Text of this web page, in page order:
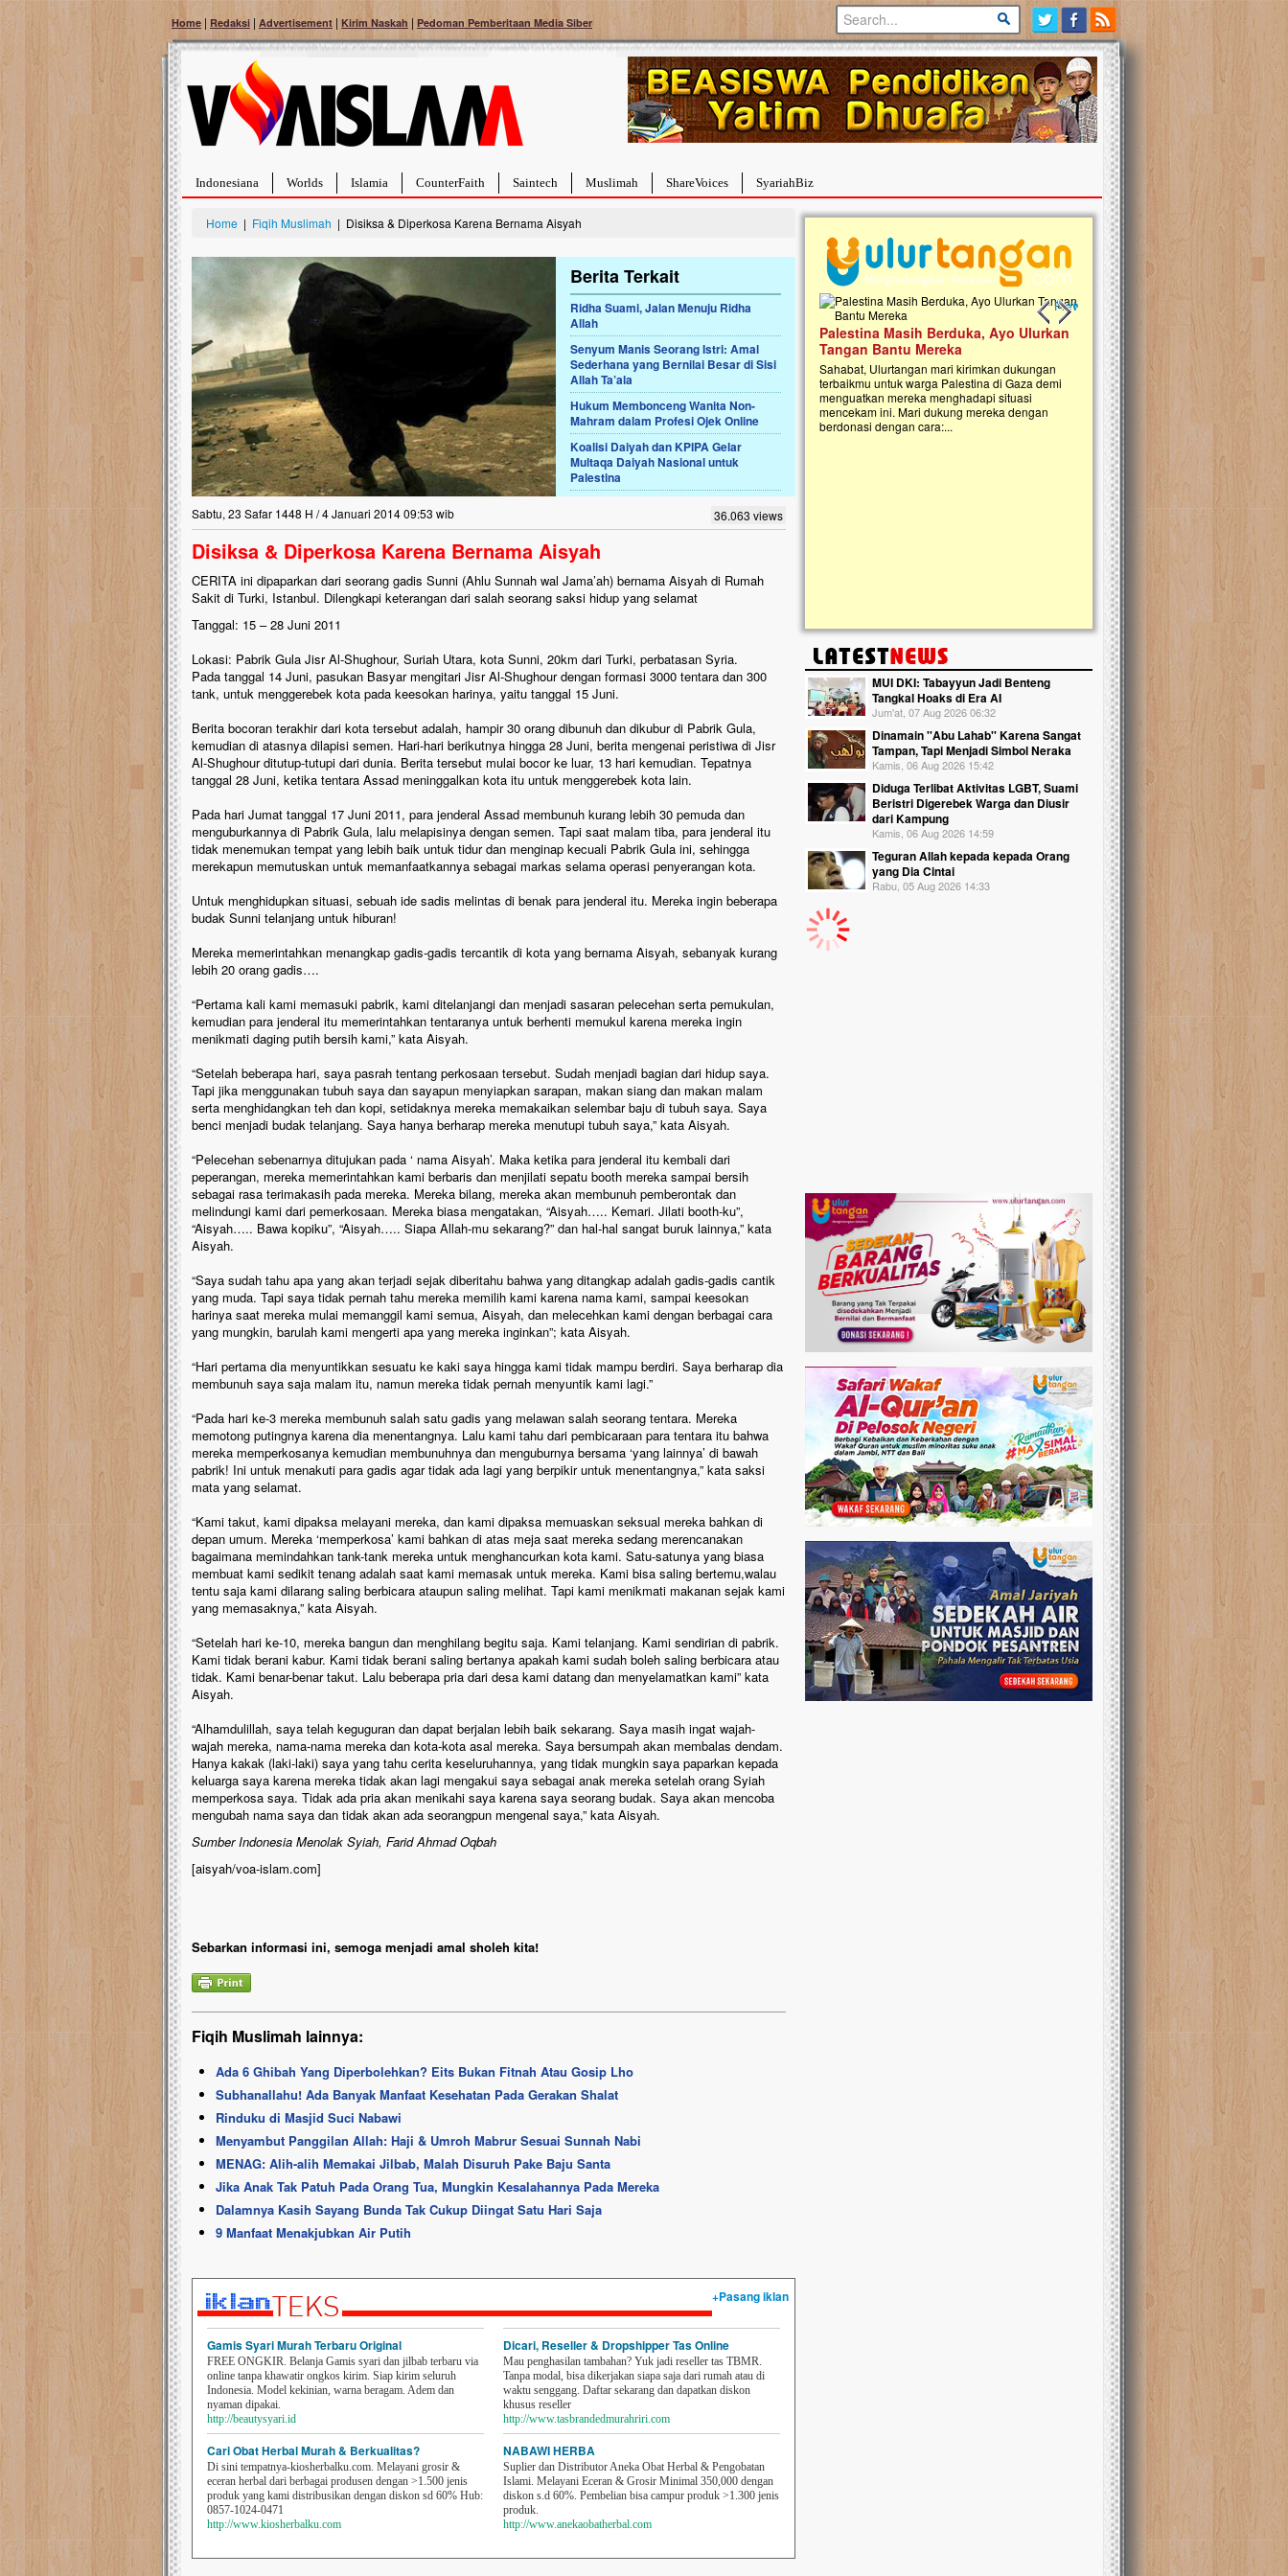
Home | Redaksi | Advertisement | Kirim Naskah | Pedoman Pemberitaan Media Siber
Indonesiana Worlds Islamia CounterFaith Saintech Muslimah ShareVoices SyariahBiz
Home | Fiqih Muslimah | Disiksa & Diperkosa Karena Bernama Aisyah
Berita Terkait
Ridha Suami, Jalan Menuju Ridha
Allah
Senyum Manis Seorang Istri: Amal
Sederhana yang Bernilai Besar di Sisi
Allah Ta’ala
Hukum Membonceng Wanita Non-
Mahram dalam Profesi Ojek Online
Koalisi Daiyah dan KPIPA Gelar
Multaqa Daiyah Nasional untuk
Palestina
Sabtu, 23 Safar 1448 H / 4 Januari 2014 09:53 wib 36.063 views
Disiksa & Diperkosa Karena Bernama Aisyah
CERITA ini dipaparkan dari seorang gadis Sunni (Ahlu Sunnah wal Jama’ah) bernama Aisyah di Rumah
Sakit di Turki, Istanbul. Dilengkapi keterangan dari salah seorang saksi hidup yang selamat
Tanggal: 15 – 28 Juni 2011
Lokasi: Pabrik Gula Jisr Al-Shughour, Suriah Utara, kota Sunni, 20km dari Turki, perbatasan Syria.
Pada tanggal 14 Juni, pasukan Basyar mengitari Jisr Al-Shughour dengan formasi 3000 tentara dan 300
tank, untuk menggerebek kota pada keesokan harinya, yaitu tanggal 15 Juni.
Berita bocoran terakhir dari kota tersebut adalah, hampir 30 orang dibunuh dan dikubur di Pabrik Gula,
kemudian di atasnya dilapisi semen. Hari-hari berikutnya hingga 28 Juni, berita mengenai peristiwa di Jisr
Al-Shughour ditutup-tutupi dari dunia. Berita tersebut mulai bocor ke luar, 13 hari kemudian. Tepatnya
tanggal 28 Juni, ketika tentara Assad meninggalkan kota itu untuk menggerebek kota lain.
Pada hari Jumat tanggal 17 Juni 2011, para jenderal Assad membunuh kurang lebih 30 pemuda dan
menguburkannya di Pabrik Gula, lalu melapisinya dengan semen. Tapi saat malam tiba, para jenderal itu
tidak menemukan tempat yang lebih baik untuk tidur dan menginap kecuali Pabrik Gula ini, sehingga
merekapun memutuskan untuk memanfaatkannya sebagai markas selama operasi penyerangan kota.
Untuk menghidupkan situasi, sebuah ide sadis melintas di benak para jenderal itu. Mereka ingin beberapa
budak Sunni telanjang untuk hiburan!
Mereka memerintahkan menangkap gadis-gadis tercantik di kota yang bernama Aisyah, sebanyak kurang
lebih 20 orang gadis….
“Pertama kali kami memasuki pabrik, kami ditelanjangi dan menjadi sasaran pelecehan serta pemukulan,
kemudian para jenderal itu memerintahkan tentaranya untuk berhenti memukul karena mereka ingin
menikmati daging putih bersih kami,” kata Aisyah.
“Setelah beberapa hari, saya pasrah tentang perkosaan tersebut. Sudah menjadi bagian dari hidup saya.
Tapi jika menggunakan tubuh saya dan sayapun menyiapkan sarapan, makan siang dan makan malam
serta menghidangkan teh dan kopi, setidaknya mereka memakaikan selembar baju di tubuh saya. Saya
benci menjadi budak telanjang. Saya hanya berharap mereka menutupi tubuh saya,” kata Aisyah.
“Pelecehan sebenarnya ditujukan pada ‘ nama Aisyah’. Maka ketika para jenderal itu kembali dari
peperangan, mereka memerintahkan kami berbaris dan menjilati sepatu booth mereka sampai bersih
sebagai rasa terimakasih pada mereka. Mereka bilang, mereka akan membunuh pemberontak dan
melindungi kami dari pemerkosaan. Mereka biasa mengatakan, “Aisyah….. Kemari. Jilati booth-ku”,
“Aisyah….. Bawa kopiku”, “Aisyah….. Siapa Allah-mu sekarang?” dan hal-hal sangat buruk lainnya,” kata
Aisyah.
“Saya sudah tahu apa yang akan terjadi sejak diberitahu bahwa yang ditangkap adalah gadis-gadis cantik
yang muda. Tapi saya tidak pernah tahu mereka memilih kami karena nama kami, sampai keesokan
harinya saat mereka mulai memanggil kami semua, Aisyah, dan melecehkan kami dengan berbagai cara
yang mungkin, barulah kami mengerti apa yang mereka inginkan”; kata Aisyah.
“Hari pertama dia menyuntikkan sesuatu ke kaki saya hingga kami tidak mampu berdiri. Saya berharap dia
membunuh saya saja malam itu, namun mereka tidak pernah menyuntik kami lagi.”
“Pada hari ke-3 mereka membunuh salah satu gadis yang melawan salah seorang tentara. Mereka
memotong putingnya karena dia menentangnya. Lalu kami tahu dari pembicaraan para tentara itu bahwa
mereka memperkosanya kemudian membunuhnya dan menguburnya bersama ‘yang lainnya’ di bawah
pabrik! Ini untuk menakuti para gadis agar tidak ada lagi yang berpikir untuk menentangnya,” kata saksi
mata yang selamat.
“Kami takut, kami dipaksa melayani mereka, dan kami dipaksa memuaskan seksual mereka bahkan di
depan umum. Mereka ‘memperkosa’ kami bahkan di atas meja saat mereka sedang merencanakan
bagaimana memindahkan tank-tank mereka untuk menghancurkan kota kami. Satu-satunya yang biasa
membuat kami sedikit tenang adalah saat kami memasak untuk mereka. Kami bisa saling bertemu,walau
tentu saja kami dilarang saling berbicara ataupun saling melihat. Tapi kami menikmati makanan sejak kami
yang memasaknya,” kata Aisyah.
“Setelah hari ke-10, mereka bangun dan menghilang begitu saja. Kami telanjang. Kami sendirian di pabrik.
Kami tidak berani kabur. Kami tidak berani saling bertanya apakah kami sudah boleh saling berbicara atau
tidak. Kami benar-benar takut. Lalu beberapa pria dari desa kami datang dan menyelamatkan kami” kata
Aisyah.
“Alhamdulillah, saya telah keguguran dan dapat berjalan lebih baik sekarang. Saya masih ingat wajah-
wajah mereka, nama-nama mereka dan kota-kota asal mereka. Saya bersumpah akan membalas dendam.
Hanya kakak (laki-laki) saya yang tahu cerita keseluruhannya, yang tidak mungkin saya paparkan kepada
keluarga saya karena mereka tidak akan lagi mengakui saya sebagai anak mereka setelah orang Syiah
memperkosa saya. Tidak ada pria akan menikahi saya karena saya seorang budak. Saya akan mencoba
mengubah nama saya dan tidak akan ada seorangpun mengenal saya,” kata Aisyah.
Sumber Indonesia Menolak Syiah, Farid Ahmad Oqbah
[aisyah/voa-islam.com]
Sebarkan informasi ini, semoga menjadi amal sholeh kita!
Fiqih Muslimah lainnya:
Ada 6 Ghibah Yang Diperbolehkan? Eits Bukan Fitnah Atau Gosip Lho
Subhanallahu! Ada Banyak Manfaat Kesehatan Pada Gerakan Shalat
Rinduku di Masjid Suci Nabawi
Menyambut Panggilan Allah: Haji & Umroh Mabrur Sesuai Sunnah Nabi
MENAG: Alih-alih Memakai Jilbab, Malah Disuruh Pake Baju Santa
Jika Anak Tak Patuh Pada Orang Tua, Mungkin Kesalahannya Pada Mereka
Dalamnya Kasih Sayang Bunda Tak Cukup Diingat Satu Hari Saja
9 Manfaat Menakjubkan Air Putih
+Pasang iklan
Gamis Syari Murah Terbaru Original
FREE ONGKIR. Belanja Gamis syari dan jilbab terbaru via
online tanpa khawatir ongkos kirim. Siap kirim seluruh
Indonesia. Model kekinian, warna beragam. Adem dan
nyaman dipakai.
http://beautysyari.id
Cari Obat Herbal Murah & Berkualitas?
Di sini tempatnya-kiosherbalku.com. Melayani grosir &
eceran herbal dari berbagai produsen dengan >1.500 jenis
produk yang kami distribusikan dengan diskon sd 60% Hub:
0857-1024-0471
http://www.kiosherbalku.com
Dicari, Reseller & Dropshipper Tas Online
Mau penghasilan tambahan? Yuk jadi reseller tas TBMR.
Tanpa modal, bisa dikerjakan siapa saja dari rumah atau di
waktu senggang. Daftar sekarang dan dapatkan diskon
khusus reseller
http://www.tasbrandedmurahriri.com
NABAWI HERBA
Suplier dan Distributor Aneka Obat Herbal & Pengobatan
Islami. Melayani Eceran & Grosir Minimal 350,000 dengan
diskon s.d 60%. Pembelian bisa campur produk >1.300 jenis
produk.
http://www.anekaobatherbal.com
Previous slide
Next slide
Bantu Naura, Balita Hebat Sembuh Dari
Tumor Pembuluh Darah
Hidup Naura Salsabila dipenuhi dengan
rintangan yang sangat berat. Meskipun baru
berusia sepuluh bulan, bayi yang imut ini harus
menghadapi penyakit yang dahsyat, yaitu tumor
pembuluh darah berukuran...
Lima Tahun Mangkrak, Masjid di
Pelosok ini Mengenaskan. Ayo Bantu.!!
Nasib masjid di Kampung Cilumbu ini sungguh
mengenaskan. Lima tahun mangkrak, kini nyaris
berlumut, dan menghitam terpapar panas dan
hujan....
Palestina Masih Berduka, Ayo Ulurkan
Tangan Bantu Mereka
Sahabat, Ulurtangan mari kirimkan dukungan
terbaikmu untuk warga Palestina di Gaza demi
menguatkan mereka menghadapi situasi
mencekam ini. Mari dukung mereka dengan
berdonasi dengan cara:...
Open Donasi Wakaf
Rumah Qur'an & TK Islam
Najjah di Jonggol
Saat ini, Ulurtangan bersama Yayasan
Najjahtul Islam Jonggol sedang merintis
pembangunan Rumah Qur’an dan
kanak Islam Terpadu (TKIT) An Najjah
Gedung Majelis Taklim di Jonggol,...
MUI DKI: Tabayyun Jadi Benteng
Tangkal Hoaks di Era AI
Jum'at, 07 Aug 2026 06:32
Dinamain ''Abu Lahab'' Karena Sangat
Tampan, Tapi Menjadi Simbol Neraka
Kamis, 06 Aug 2026 15:42
Diduga Terlibat Aktivitas LGBT, Suami
Beristri Digerebek Warga dan Diusir
dari Kampung
Kamis, 06 Aug 2026 14:59
Teguran Allah kepada kepada Orang
yang Dia Cintai
Rabu, 05 Aug 2026 14:33